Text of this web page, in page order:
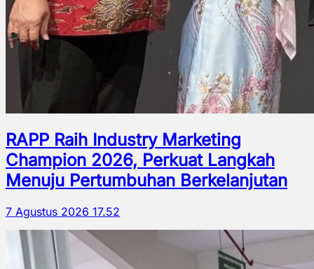
RAPP Raih Industry Marketing
Champion 2026, Perkuat Langkah
Menuju Pertumbuhan Berkelanjutan
7 Agustus 2026 17.52